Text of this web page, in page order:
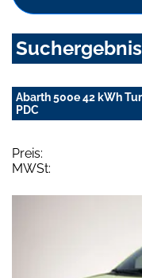
Abarth 500e 42 kWh
PDC
Preis:
MWSt: